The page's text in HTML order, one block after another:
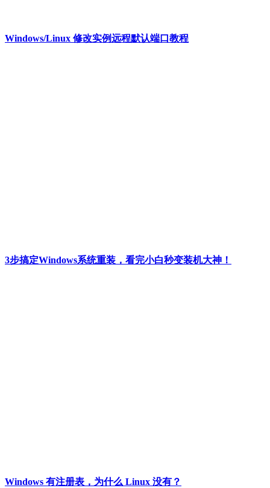
Windows/Linux 修改实例远程默认端口教程
3步搞定Windows系统重装，看完小白秒变装机大神！
Windows 有注册表，为什么 Linux 没有？